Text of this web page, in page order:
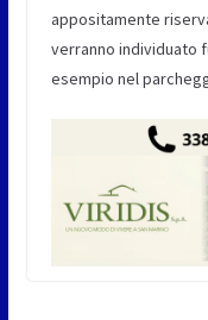
appositamente
verranno individuato
esempio nel